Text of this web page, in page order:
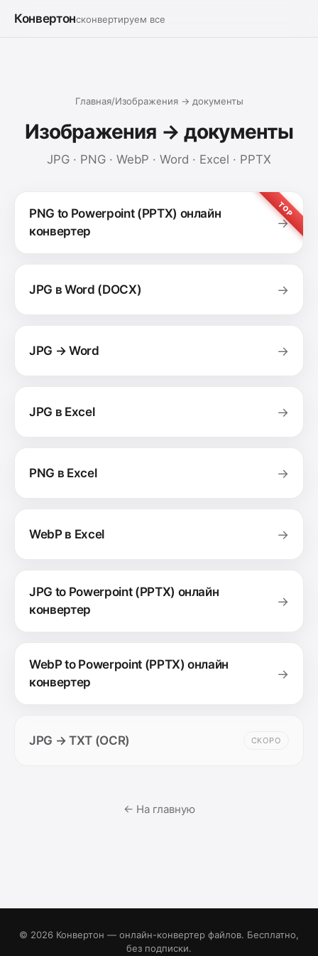
Конвертонсконвертируем все
Главная/Изображения → документы
Изображения → документы
JPG · PNG · WebP · Word · Excel · PPTX
TOP
PNG to Powerpoint (PPTX) онлайн
конвертер
→
JPG в Word (DOCX) →
JPG → Word →
JPG в Excel →
PNG в Excel →
WebP в Excel →
JPG to Powerpoint (PPTX) онлайн
конвертер
→
WebP to Powerpoint (PPTX) онлайн
конвертер
→
JPG → TXT (OCR) СКОРО
← На главную
© 2026 Конвертон — онлайн-конвертер файлов. Бесплатно,
без подписки.